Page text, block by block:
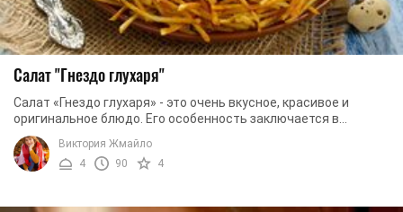
Салат "Гнездо глухаря"
Салат «Гнездо глухаря» - это очень вкусное, красивое и
оригинальное блюдо. Его особенность заключается в
удачном сочетании простых и доступных ...
Виктория Жмайло
4
90 4